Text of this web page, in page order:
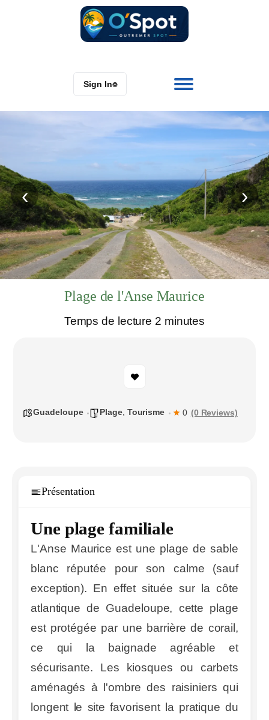
Sign In⌾
‹ ›
Plage de l'Anse Maurice
Temps de lecture 2 minutes
Guadeloupe Plage, Tourisme 0 (0 Reviews)
Présentation
Une plage familiale
L'Anse Maurice est une plage de sable
blanc réputée pour son calme (sauf
exception). En effet située sur la côte
atlantique de Guadeloupe, cette plage
est protégée par une barrière de corail,
ce qui la baignade agréable et
sécurisante. Les kiosques ou carbets
aménagés à l'ombre des raisiniers qui
longent le site favorisent la pratique du